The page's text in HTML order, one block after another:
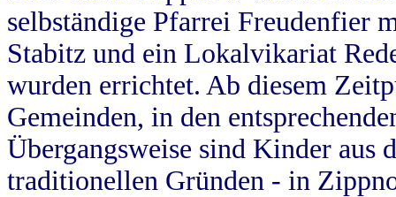
selbständige Pfarrei Freudenfier
Stabitz und ein Lokalvikariat
wurden errichtet. Ab diesem
Gemeinden, in den
Übergangsweise sind Kinder aus
traditionellen Gründen - in